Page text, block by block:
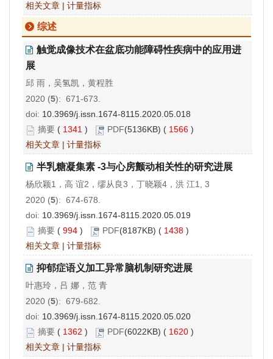
相关文章 | 计量指标
综述
触觉成像技术在盆底功能障碍性疾病中的应用进
展
邱 雨，吴氢凯，黄程胜
2020 (5): 671-673.
doi: 10.3969/j.issn.1674-8115.2020.05.018
摘要 ( 1341 ) PDF(5136KB) ( 1566 )
相关文章 | 计量指标
半乳糖凝集素 -3与心房颤动相关性的研究进展
杨欣颖1，高 谊2，缪从良3，丁晓颖4，洪 江1, 3
2020 (5): 674-678.
doi: 10.3969/j.issn.1674-8115.2020.05.019
摘要 ( 994 ) PDF(8187KB) ( 1438 )
相关文章 | 计量指标
抑郁症语义加工异常脑机制研究进展
叶惠玲，吕 娜，范 青
2020 (5): 679-682.
doi: 10.3969/j.issn.1674-8115.2020.05.020
摘要 ( 1362 ) PDF(6022KB) ( 1620 )
相关文章 | 计量指标